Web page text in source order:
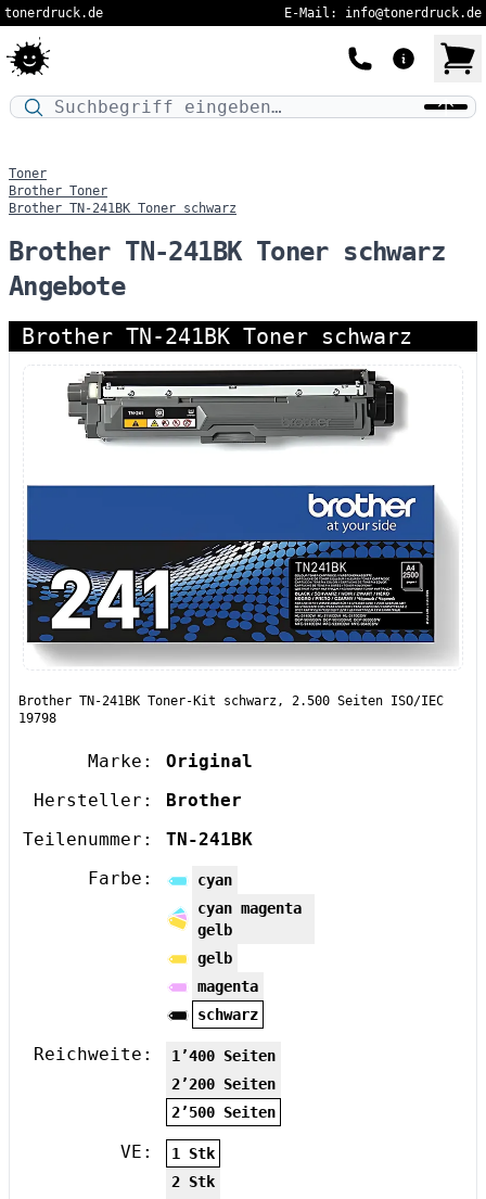
tonerdruck.de E-Mail: info@tonerdruck.de
Druckermodell oder Produktnamen eingeben…
Toner
Brother Toner
Brother TN-241BK Toner schwarz
Brother TN-241BK Toner schwarz
Angebote
Brother TN-241BK Toner schwarz
Brother TN-241BK Toner-Kit schwarz, 2.500 Seiten ISO/IEC
19798
Marke:
Original
Hersteller:
Brother
Teilenummer:
TN-241BK
Farbe:
cyan
cyan magenta
gelb
gelb
magenta
schwarz
Reichweite:
1’400 Seiten
2’200 Seiten
2’500 Seiten
VE:
1 Stk
2 Stk